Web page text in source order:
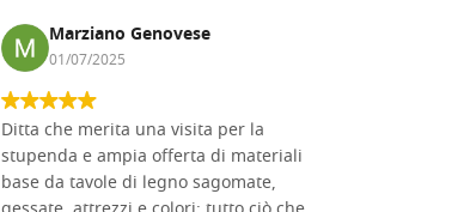
Marziano Genovese
01/07/2025
Ditta che merita una visita per la
stupenda e ampia offerta di materiali
base da tavole di legno sagomate,